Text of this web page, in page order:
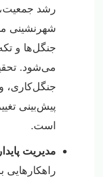
رشد
شهرنشینی
جنگل‌ها و
می‌شود.
جنگل‌کاری،
پیش‌بینی
است.
مدیریت
راهکارهایی